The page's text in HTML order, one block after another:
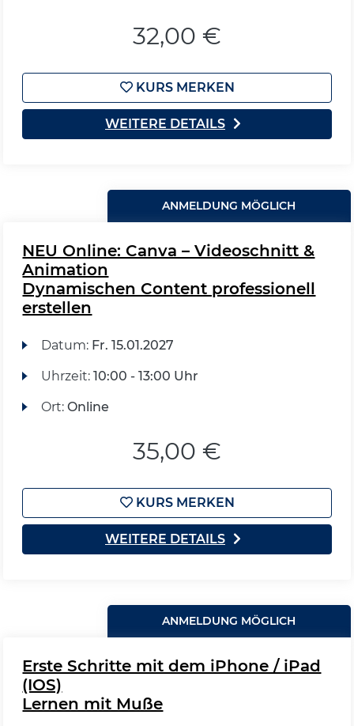
32,00 €
KURS MERKEN
WEITERE DETAILS
ANMELDUNG MÖGLICH
NEU Online: Canva – Videoschnitt &
Animation
Dynamischen Content professionell
erstellen
Datum: Fr. 15.01.2027
Uhrzeit: 10:00 - 13:00 Uhr
Ort: Online
35,00 €
KURS MERKEN
WEITERE DETAILS
ANMELDUNG MÖGLICH
Erste Schritte mit dem iPhone / iPad
(IOS)
Lernen mit Muße